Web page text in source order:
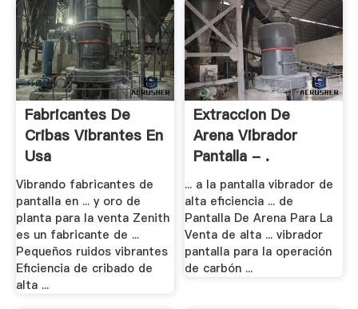
Fabricantes De
Cribas Vibrantes En
Usa
Vibrando fabricantes de
pantalla en ... y oro de
planta para la venta Zenith
es un fabricante de ...
Pequeños ruidos vibrantes
Eficiencia de cribado de
alta ...
Extraccion De
Arena Vibrador
Pantalla - .
... a la pantalla vibrador de
alta eficiencia ... de
Pantalla De Arena Para La
Venta de alta ... vibrador
pantalla para la operación
de carbón ...